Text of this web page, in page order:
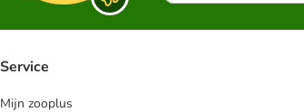
Service
Mijn zooplus